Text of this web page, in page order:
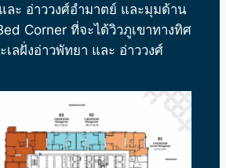
ละ อ่าววงศ์อำมาตย์ และมุมด้าน
Corner ที่จะได้วิวภูเขาทางทิศ
ลฝั่งอ่าวพัทยา และ อ่าววงศ์